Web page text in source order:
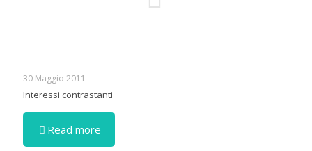
30 Maggio 2011
Interessi contrastanti
Read more